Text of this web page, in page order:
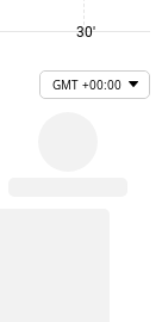
30'
GMT +00:00